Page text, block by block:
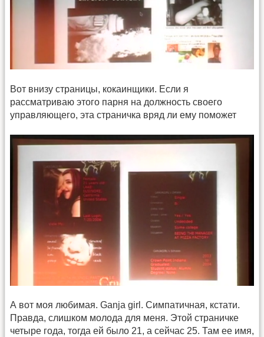
Вот внизу страницы, кокаинщики. Если я
рассматриваю этого парня на должность своего
управляющего, эта страничка вряд ли ему поможет
А вот моя любимая. Ganja girl. Симпатичная, кстати.
Правда, слишком молода для меня. Этой страничке
четыре года, тогда ей было 21, а сейчас 25. Там ее имя,